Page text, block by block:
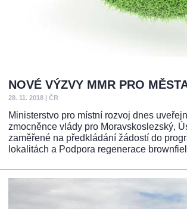
NOVÉ VÝZVY MMR PRO
28. 11. 2018 ČR
Ministerstvo pro místní rozvoj dnes
zmocněnce vlády pro Moravskoslezský,
zaměřené na předkládání žádostí do
lokalitách a Podpora regenerace